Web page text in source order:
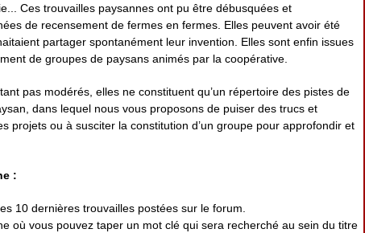
Ces trouvailles paysannes ont pu être débusquées et
de recensement de fermes en fermes. Elles peuvent avoir été
partager spontanément leur invention. Elles sont enfin issues
de groupes de paysans animés par la coopérative.
pas modérés, elles ne constituent qu’un répertoire des pistes de
dans lequel nous vous proposons de puiser des trucs et
projets ou à susciter la constitution d’un groupe pour approfondir et
:
10 dernières trouvailles postées sur le forum.
où vous pouvez taper un mot clé qui sera recherché au sein du titre